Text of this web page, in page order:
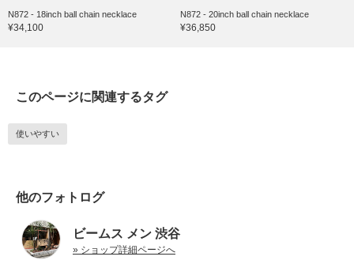
N872 - 18inch ball chain necklace
¥34,100
N872 - 20inch ball chain necklace
¥36,850
このページに関連するタグ
使いやすい
他のフォトログ
ビームス メン 渋谷
» ショップ詳細ページへ